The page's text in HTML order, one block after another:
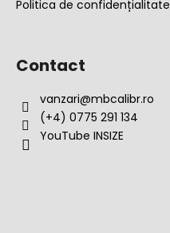
Politica de confidențialitate
Contact
vanzari@mbcalibr.ro
(+4) 0775 291 134
YouTube INSIZE